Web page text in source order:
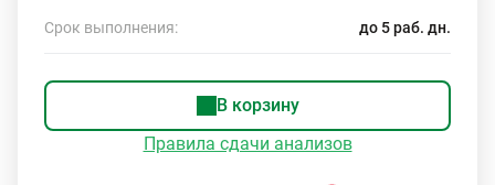
Срок выполнения: до 5 раб. дн.
В корзину
Правила сдачи анализов